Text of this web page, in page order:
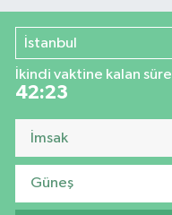
İstanbul
İkindi vaktine kalan süre
42:22
İmsak
Güneş